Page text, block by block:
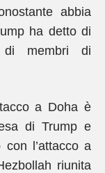
abbia
ha detto di
di membri di
a Doha è
di Trump e
l’attacco a
riunita